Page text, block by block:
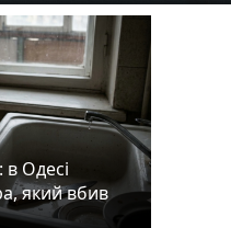
Одесі
який вбив